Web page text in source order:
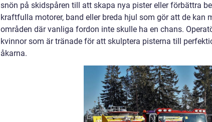
snön på skidspåren till att skapa nya pister eller förbättra
kraftfulla motorer, band eller breda hjul som gör att de kan
områden där vanliga fordon inte skulle ha en chans.
kvinnor som är tränade för att skulptera pisterna till
åkarna.